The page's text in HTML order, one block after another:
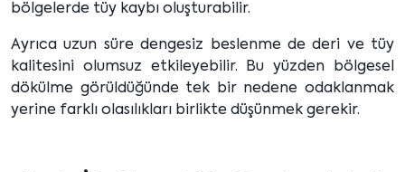
bölgelerde tüy kaybı oluşturabilir.
Ayrıca uzun süre dengesiz beslenme de deri ve tüy
kalitesini olumsuz etkileyebilir. Bu yüzden bölgesel
dökülme görüldüğünde tek bir nedene odaklanmak
yerine farklı olasılıkları birlikte düşünmek gerekir.